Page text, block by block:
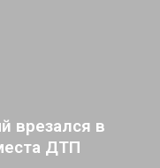
врезался в
ДТП